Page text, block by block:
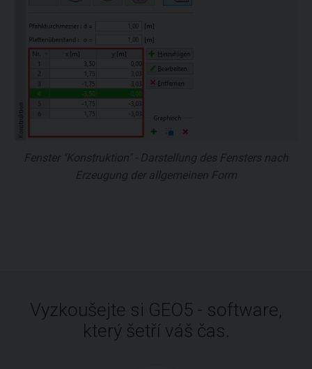
Fenster "Konstruktion" - Darstellung des Fensters nach
Erzeugung der allgemeinen Form
Vyzkoušejte si GEO5 - software,
který šetří váš čas.